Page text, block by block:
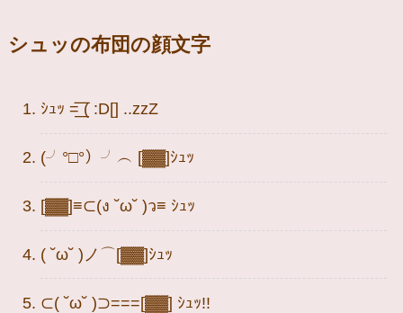
シュッの布団の顔文字
ｼｭｯ =͟͟͞͞ ( :D[] ..zzZ
(╯°□°）╯︵ [▓▓]ｼｭｯ
[▓▓]≡⊂(ง ˘ω˘ )ว≡ ｼｭｯ
( ˘ω˘ )ノ⌒[▓▓]ｼｭｯ
⊂( ˘ω˘ )⊃===[▓▓] ｼｭｯ!!